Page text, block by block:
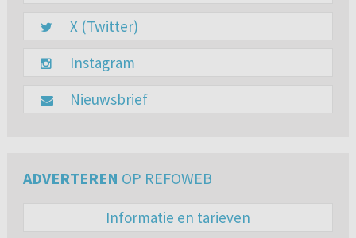
X (Twitter)
Instagram
Nieuwsbrief
ADVERTEREN OP REFOWEB
Informatie en tarieven